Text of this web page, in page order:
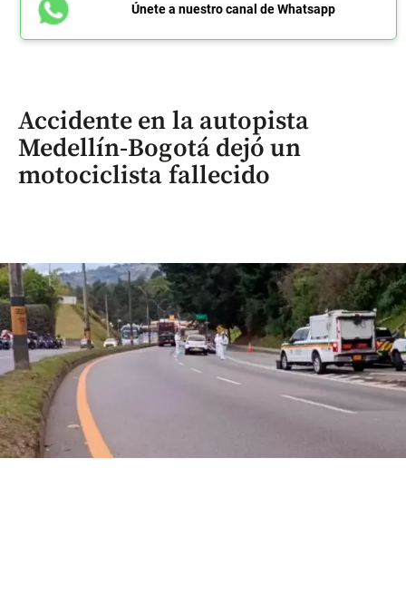
Únete a nuestro canal de Whatsapp
Accidente en la autopista
Medellín-Bogotá dejó un
motociclista fallecido